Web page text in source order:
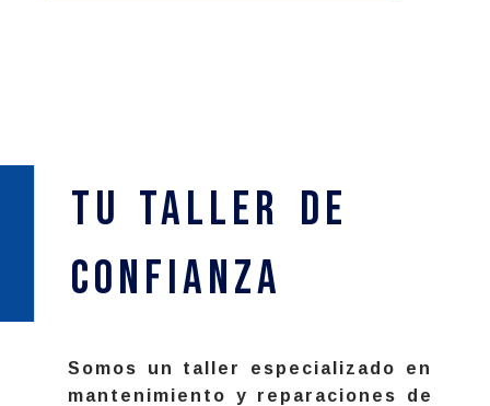
Tu Taller de
confianza
Somos un taller especializado en
mantenimiento y reparaciones de